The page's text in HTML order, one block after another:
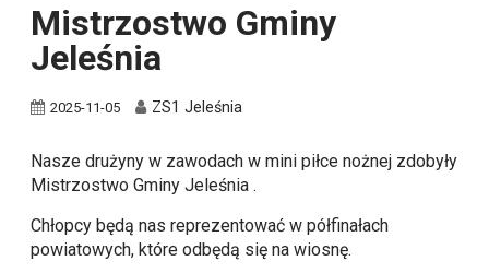
Mistrzostwo Gminy
Jeleśnia
2025-11-05 ZS1 Jeleśnia
Nasze drużyny w zawodach w mini piłce nożnej zdobyły
Mistrzostwo Gminy Jeleśnia .
Chłopcy będą nas reprezentować w półfinałach
powiatowych, które odbędą się na wiosnę.